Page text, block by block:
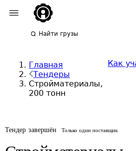
Найти грузы
Главная
Тендеры
Стройматериалы,
200 тонн
Как
Тендер завершён Только один поставщик